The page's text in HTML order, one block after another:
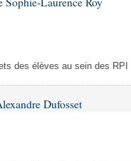
des élèves au sein des
Dufosset